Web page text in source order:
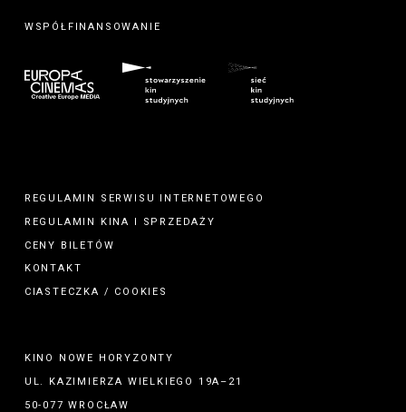
MECENAS
WSPÓŁFINANSOWANIE
REGULAMIN SERWISU INTERNETOWEGO
REGULAMIN KINA I
SPRZEDAŻY
CENY BILETÓW
KONTAKT
CIASTECZKA / COOKIES
KINO NOWE HORYZONTY
UL. KAZIMIERZA WIELKIEGO 19A–21
50-077 WROCŁAW